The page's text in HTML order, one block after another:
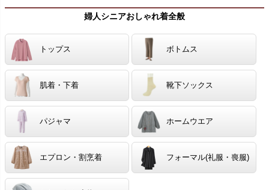
婦人シニアおしゃれ着全般
トップス ボトムス
肌着・下着 靴下ソックス
パジャマ ホームウエア
エプロン・割烹着 フォーマル(礼服・喪服)